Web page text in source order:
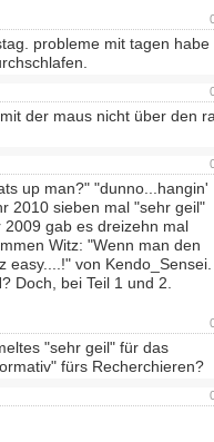
probleme mit tagen habe
der maus nicht über den
up man?" "dunno...hangin'
2010 sieben mal "sehr geil"
gab es dreizehn mal
Witz: "Wenn man den
easy....!" von Kendo_Sensei.
Doch, bei Teil 1 und 2.
"sehr geil" für das
fürs Recherchieren?